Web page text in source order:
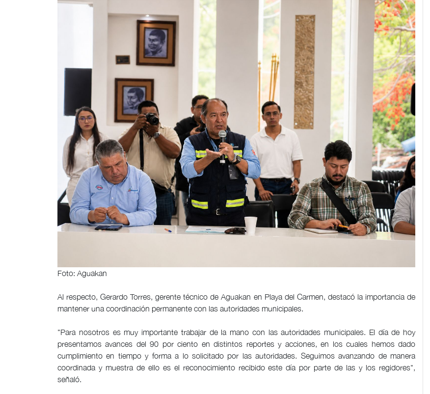
Foto: Aguakan
Al respecto, Gerardo Torres, gerente técnico de Aguakan en Playa del Carmen, destacó la importancia de
mantener una coordinación permanente con las autoridades municipales.
"Para nosotros es muy importante trabajar de la mano con las autoridades municipales. El día de hoy
presentamos avances del 90 por ciento en distintos reportes y acciones, en los cuales hemos dado
cumplimiento en tiempo y forma a lo solicitado por las autoridades. Seguimos avanzando de manera
coordinada y muestra de ello es el reconocimiento recibido este día por parte de las y los regidores",
señaló.